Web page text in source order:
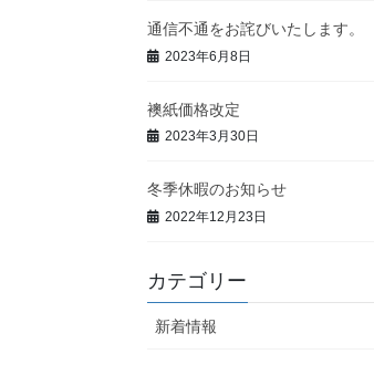
通信不通をお詫びいたします。
2023年6月8日
襖紙価格改定
2023年3月30日
冬季休暇のお知らせ
2022年12月23日
カテゴリー
新着情報